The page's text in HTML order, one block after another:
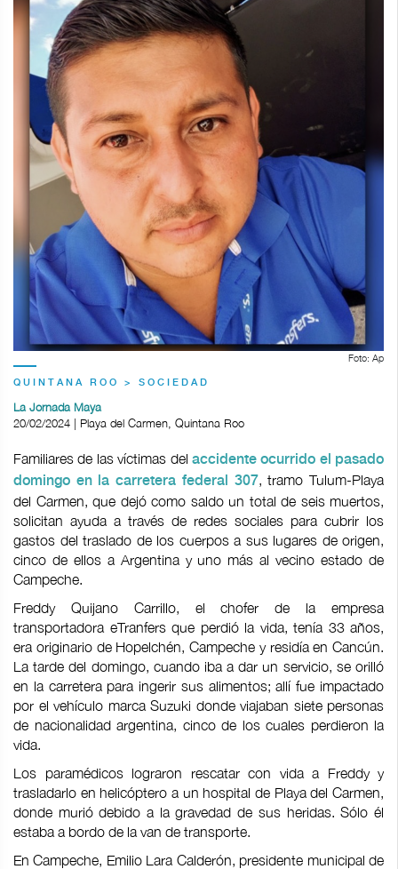
Foto: Ap
QUINTANA ROO > SOCIEDAD
La Jornada Maya
20/02/2024 | Playa del Carmen, Quintana Roo
Familiares de las víctimas del accidente ocurrido el pasado
domingo en la carretera federal 307, tramo Tulum-Playa
del Carmen, que dejó como saldo un total de seis muertos,
solicitan ayuda a través de redes sociales para cubrir los
gastos del traslado de los cuerpos a sus lugares de origen,
cinco de ellos a Argentina y uno más al vecino estado de
Campeche.
Freddy Quijano Carrillo, el chofer de la empresa
transportadora eTranfers que perdió la vida, tenía 33 años,
era originario de Hopelchén, Campeche y residía en Cancún.
La tarde del domingo, cuando iba a dar un servicio, se orilló
en la carretera para ingerir sus alimentos; allí fue impactado
por el vehículo marca Suzuki donde viajaban siete personas
de nacionalidad argentina, cinco de los cuales perdieron la
vida.
Los paramédicos lograron rescatar con vida a Freddy y
trasladarlo en helicóptero a un hospital de Playa del Carmen,
donde murió debido a la gravedad de sus heridas. Sólo él
estaba a bordo de la van de transporte.
En Campeche, Emilio Lara Calderón, presidente municipal de